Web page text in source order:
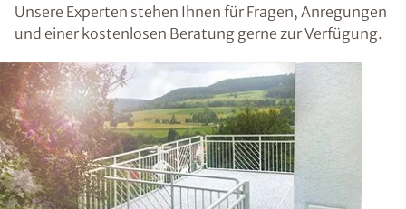
Unsere Experten stehen Ihnen für Fragen, Anregungen
und einer kostenlosen Beratung gerne zur Verfügung.